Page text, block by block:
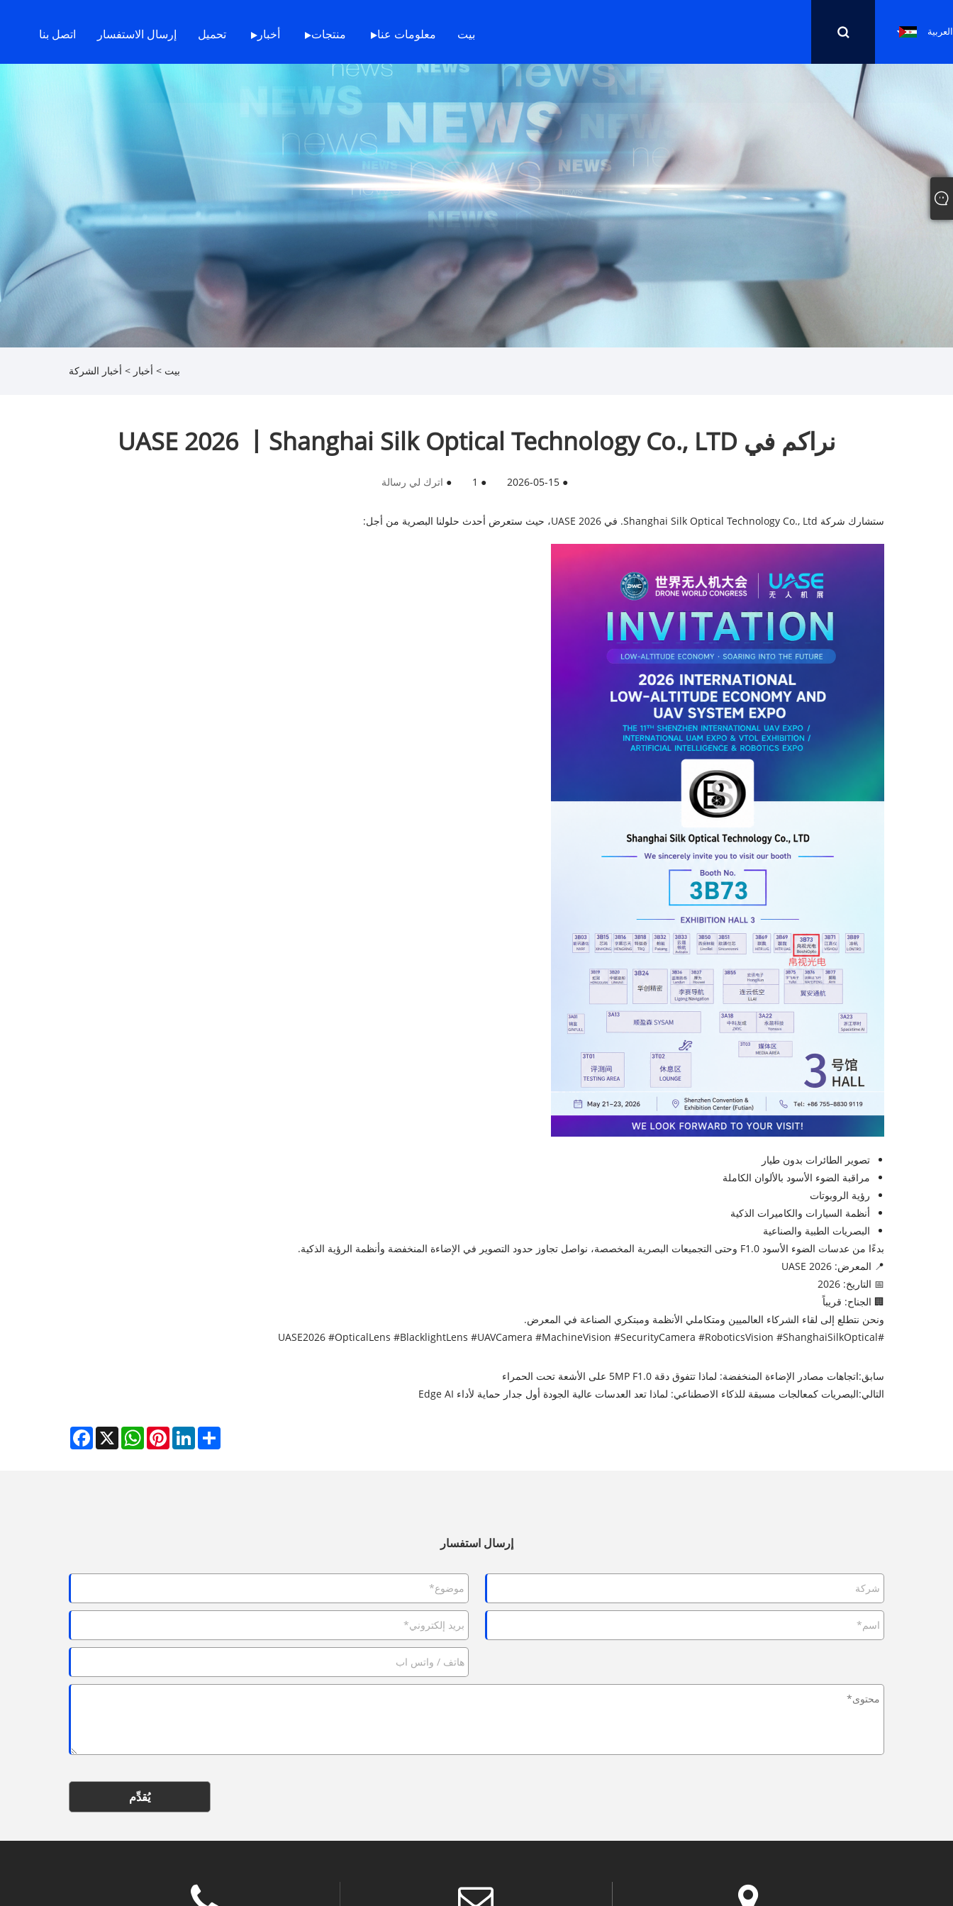
بيت معلومات عنا منتجات أخبار تحميل إرسال الاستفسار اتصل بنا العربية
بيت > أخبار > أخبار الشركة
نراكم في UASE 2026 丨Shanghai Silk Optical Technology Co., LTD
●
2026-05-15
●
1
● اترك لي رسالة
ستشارك شركة Shanghai Silk Optical Technology Co., Ltd. في UASE 2026، حيث ستعرض أحدث حلولنا البصرية من أجل:
تصوير الطائرات بدون طيار
مراقبة الضوء الأسود بالألوان الكاملة
رؤية الروبوتات
أنظمة السيارات والكاميرات الذكية
البصريات الطبية والصناعية
بدءًا من عدسات الضوء الأسود F1.0 وحتى التجميعات البصرية المخصصة، نواصل تجاوز حدود التصوير في الإضاءة المنخفضة وأنظمة الرؤية الذكية.
📍 المعرض: UASE 2026
📅 التاريخ: 2026
🏢 الجناح: قريباً
ونحن نتطلع إلى لقاء الشركاء العالميين ومتكاملي الأنظمة ومبتكري الصناعة في المعرض.
#UASE2026 #OpticalLens #BlacklightLens #UAVCamera #MachineVision #SecurityCamera #RoboticsVision #ShanghaiSilkOptical
سابق:اتجاهات مصادر الإضاءة المنخفضة: لماذا تتفوق دقة 5MP F1.0 على الأشعة تحت الحمراء
التالي:البصريات كمعالجات مسبقة للذكاء الاصطناعي: لماذا تعد العدسات عالية الجودة أول جدار حماية لأداء Edge AI
Facebook X
WhatsAppPinterestLinkedInShare
إرسال استفسار
يُقدِّم